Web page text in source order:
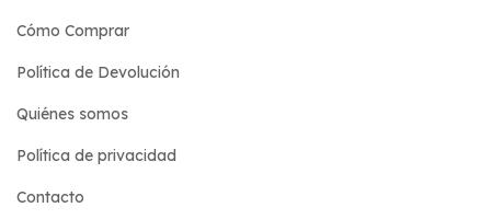
Cómo Comprar
Política de Devolución
Quiénes somos
Política de privacidad
Contacto